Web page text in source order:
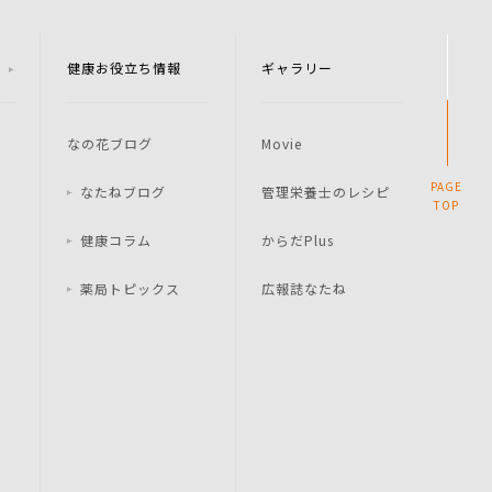
健康お役立ち情報
なの花ブログ
なたねブログ
健康コラム
薬局トピックス
ギャラリー
Movie
管理栄養士のレシピ
からだPlus
広報誌なたね
PAGE
TOP